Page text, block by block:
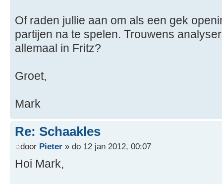
Of raden jullie aan om als een gek
partijen na te spelen. Trouwens
allemaal in Fritz?
Groet,
Mark
Re: Schaakles
door Pieter » do 12 jan 2012, 00:07
Hoi Mark,